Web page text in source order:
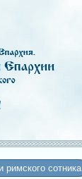
сотника